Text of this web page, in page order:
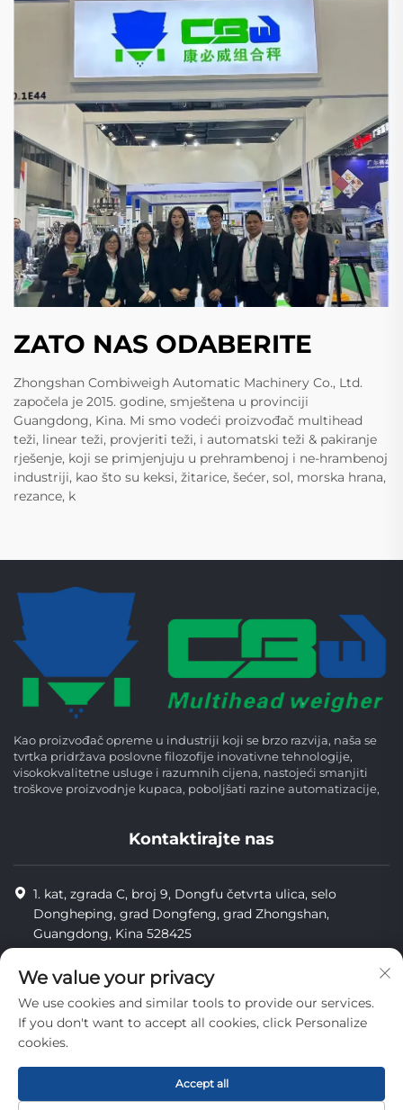
ZATO NAS ODABERITE
Zhongshan Combiweigh Automatic Machinery Co., Ltd.
započela je 2015. godine, smještena u provinciji
Guangdong, Kina. Mi smo vodeći proizvođač multihead
teži, linear teži, provjeriti teži, i automatski teži & pakiranje
rješenje, koji se primjenjuju u prehrambenoj i ne-hrambenoj
industriji, kao što su keksi, žitarice, šećer, sol, morska hrana,
rezance, k
Kao proizvođač opreme u industriji koji se brzo razvija, naša se
tvrtka pridržava poslovne filozofije inovativne tehnologije,
visokokvalitetne usluge i razumnih cijena, nastojeći smanjiti
troškove proizvodnje kupaca, poboljšati razine automatizacije,
Kontaktirajte nas
1. kat, zgrada C, broj 9, Dongfu četvrta ulica, selo
Dongheping, grad Dongfeng, grad Zhongshan,
Guangdong, Kina 528425
[email protected]
Ltd. Sva prava su rezervirana.
privatnost
We value your privacy
We use cookies and similar tools to provide our services.
If you don't want to accept all cookies, click Personalize
cookies.
Accept all